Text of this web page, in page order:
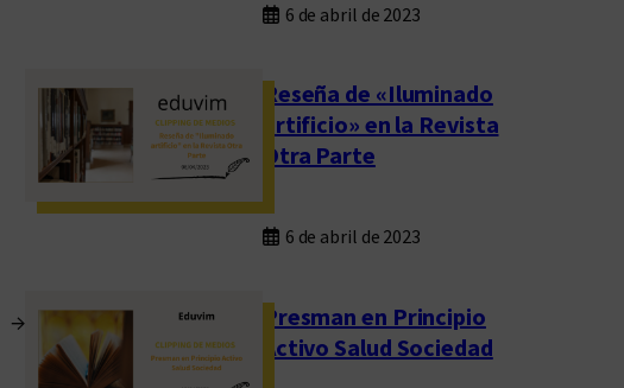
→
6 de abril de 2023
Reseña de «Iluminado
artificio» en la Revista
Otra Parte
6 de abril de 2023
Presman en Principio
Activo Salud Sociedad